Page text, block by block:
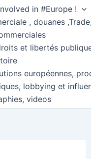
in #Europe !
, douanes
et libertés
européennes,
lobbying et
videos